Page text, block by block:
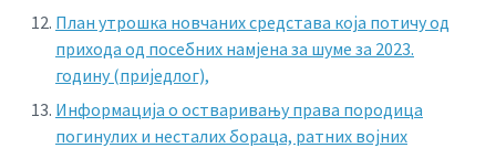
План утрошка новчаних средстава која потичу од
прихода од посебних намјена за шуме за 2023.
годину (приједлог),
Информација о остваривању права породица
погинулих и несталих бораца, ратних војних